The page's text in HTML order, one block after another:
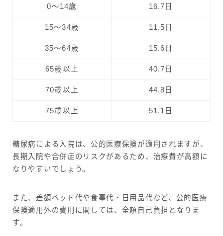
0～14歳 16.7日
15～34歳 11.5日
35～64歳 15.6日
65歳以上 40.7日
70歳以上 44.8日
75歳以上 51.1日
糖尿病による入院は、公的医療保険が適用されますが、
長期入院や合併症のリスクがあるため、治療費が高額に
なりやすいでしょう。
また、差額ベッド代や食事代・日用品代など、公的医療
保険適用外の費用に関しては、全額自己負担となりま
す。